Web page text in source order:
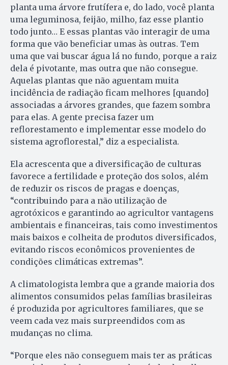
planta uma árvore frutífera e, do lado, você planta
uma leguminosa, feijão, milho, faz esse plantio
todo junto… E essas plantas vão interagir de uma
forma que vão beneficiar umas às outras. Tem
uma que vai buscar água lá no fundo, porque a raiz
dela é pivotante, mas outra que não consegue.
Aquelas plantas que não aguentam muita
incidência de radiação ficam melhores [quando]
associadas a árvores grandes, que fazem sombra
para elas. A gente precisa fazer um
reflorestamento e implementar esse modelo do
sistema agroflorestal,” diz a especialista.
Ela acrescenta que a diversificação de culturas
favorece a fertilidade e proteção dos solos, além
de reduzir os riscos de pragas e doenças,
“contribuindo para a não utilização de
agrotóxicos e garantindo ao agricultor vantagens
ambientais e financeiras, tais como investimentos
mais baixos e colheita de produtos diversificados,
evitando riscos econômicos provenientes de
condições climáticas extremas”.
A climatologista lembra que a grande maioria dos
alimentos consumidos pelas famílias brasileiras
é produzida por agricultores familiares, que se
veem cada vez mais surpreendidos com as
mudanças no clima.
“Porque eles não conseguem mais ter as práticas